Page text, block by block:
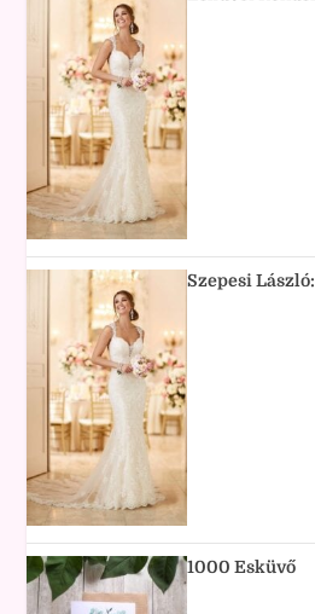
Szepesi
1000 Esküvő